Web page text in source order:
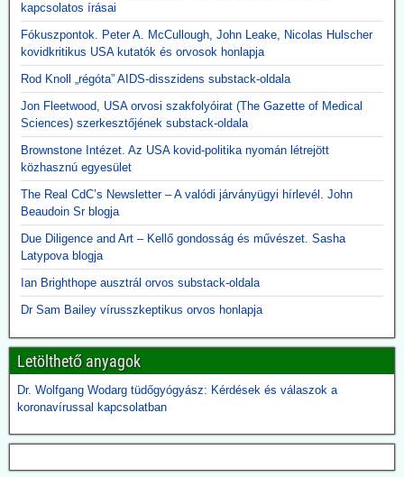
kapcsolatos írásai
Fókuszpontok. Peter A. McCullough, John Leake, Nicolas Hulscher
kovidkritikus USA kutatók és orvosok honlapja
Rod Knoll „régóta” AIDS-disszidens substack-oldala
Jon Fleetwood, USA orvosi szakfolyóirat (The Gazette of Medical
Sciences) szerkesztőjének substack-oldala
Brownstone Intézet. Az USA kovid-politika nyomán létrejött
közhasznú egyesület
The Real CdC’s Newsletter – A valódi járványügyi hírlevél. John
Beaudoin Sr blogja
Due Diligence and Art – Kellő gondosság és művészet. Sasha
Latypova blogja
Ian Brighthope ausztrál orvos substack-oldala
Dr Sam Bailey vírusszkeptikus orvos honlapja
Letölthető anyagok
Dr. Wolfgang Wodarg tüdőgyógyász: Kérdések és válaszok a
koronavírussal kapcsolatban